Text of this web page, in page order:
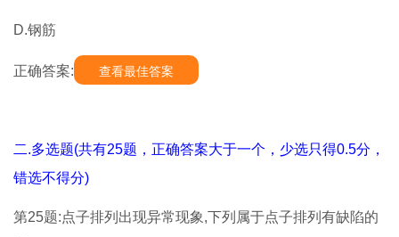
D.钢筋
正确答案: 查看最佳答案
二.多选题(共有25题，正确答案大于一个，少选只得0.5分，
错选不得分)
第25题:点子排列出现异常现象,下列属于点子排列有缺陷的